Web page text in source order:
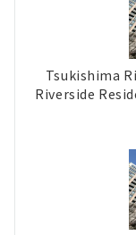
Tsukishima
Riverside